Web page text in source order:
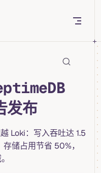
发布
Loki：写入吞吐达 1.5
储占用节省 50%，